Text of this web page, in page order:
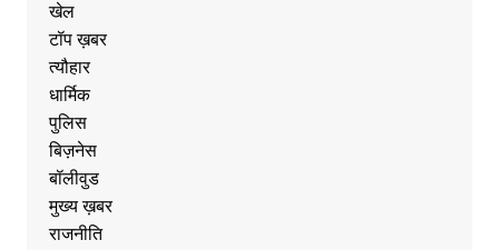
खेल
टॉप ख़बर
त्यौहार
धार्मिक
पुलिस
बिज़नेस
बॉलीवुड
मुख्य ख़बर
राजनीति